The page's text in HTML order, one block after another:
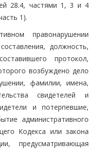
28.4, частями 1, 3 и 4
1).
правонарушении
должность,
протокол,
возбуждено дело
фамилии, имена,
свидетелей и
и потерпевшие,
административного
Кодекса или закона
предусматривающая